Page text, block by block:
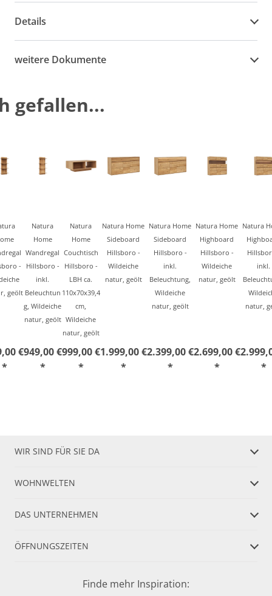
Details
weitere Dokumente
gefallen...
-
geölt
€
*
Natura
Home
Wandregal
Hillsboro -
inkl.
Beleuchtun
g, Wildeiche
natur, geölt
949,00 €
*
Natura
Home
Couchtisch
Hillsboro -
LBH ca.
110x70x39,4
cm,
Wildeiche
natur, geölt
999,00 €
*
Natura Home
Sideboard
Hillsboro -
Wildeiche
natur, geölt
1.999,00 €
*
Natura Home
Sideboard
Hillsboro -
inkl.
Beleuchtung,
Wildeiche
natur, geölt
2.399,00 €
*
Natura Home
Highboard
Hillsboro -
Wildeiche
natur, geölt
2.699,00 €
*
Natura
inkl.
natur,
*
WIR SIND FÜR SIE DA
WOHNWELTEN
DAS UNTERNEHMEN
ÖFFNUNGSZEITEN
Finde mehr Inspiration: